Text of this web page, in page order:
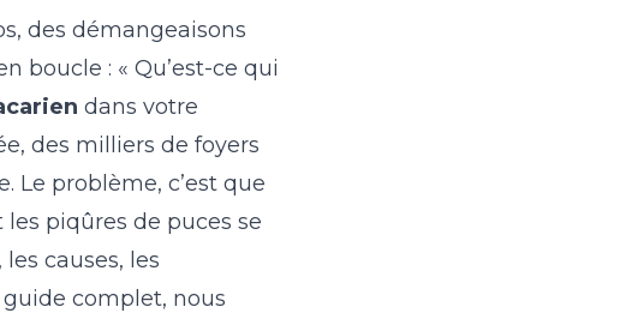
des démangeaisons
boucle : « Qu’est-ce qui
dans votre
des milliers de foyers
Le problème, c’est que
piqûres de puces se
causes, les
complet, nous